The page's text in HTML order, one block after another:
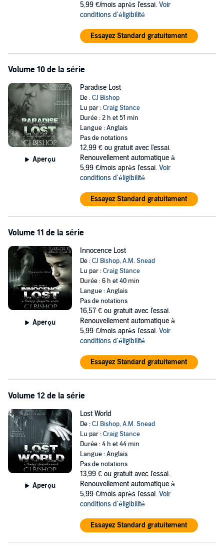
5,99 €/mois après l'essai. Voir
conditions d'éligibilité
Essayez Standard gratuitement
Volume 10 de la série
Aperçu
Paradise Lost
De :CJ Bishop
Lu par :Craig Stance
Durée : 2 h et 51 min
Langue : Anglais
Pas de notations
12,99 € ou gratuit avec l'essai.
Renouvellement automatique à
5,99 €/mois après l'essai. Voir
conditions d'éligibilité
Essayez Standard gratuitement
Volume 11 de la série
Aperçu
Innocence Lost
De :CJ Bishop,A.M. Snead
Lu par :Craig Stance
Durée : 6 h et 40 min
Langue : Anglais
Pas de notations
16,57 € ou gratuit avec l'essai.
Renouvellement automatique à
5,99 €/mois après l'essai. Voir
conditions d'éligibilité
Essayez Standard gratuitement
Volume 12 de la série
Aperçu
Lost World
De :CJ Bishop,A.M. Snead
Lu par :Craig Stance
Durée : 4 h et 44 min
Langue : Anglais
Pas de notations
13,99 € ou gratuit avec l'essai.
Renouvellement automatique à
5,99 €/mois après l'essai. Voir
conditions d'éligibilité
Essayez Standard gratuitement